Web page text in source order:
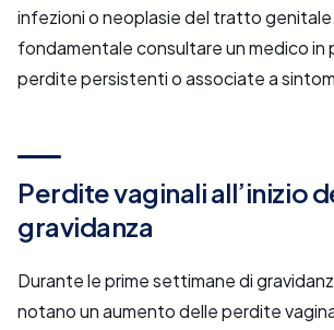
infezioni o neoplasie del tratto
fondamentale consultare un medico in
perdite persistenti o associate a
Perdite vaginali all’inizio
gravidanza
Durante le prime settimane di
notano un aumento delle perdite